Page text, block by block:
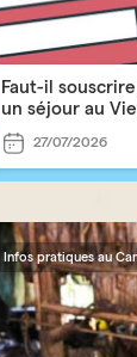
Faut-il
un séjour au
27/07/2026
Infos pratiques au